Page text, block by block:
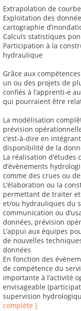
Extrapolation de
Exploitation des
cartographie
Calculs statistiques
Participation à la
hydraulique
Grâce aux
un ou des projets de
confiés à l’apprenti-e
qui pourraient être
La modélisation
prévision
c’est-à-dire en
disponibilité de la
La réalisation
d’évènements
comme des crues ou
L’élaboration ou la
permettant de traiter
et/ou hydrauliques du
communication ou
données, prévision
L’appui aux équipes
de nouvelles
données
En fonction des
de compétence du
importante à l’activité
envisageable
supervision
complète ]